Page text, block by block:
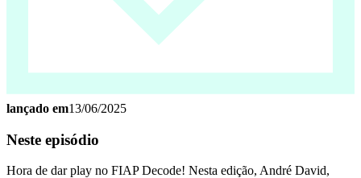
lançado em13/06/2025
Neste episódio
Hora de dar play no FIAP Decode! Nesta edição, André David,